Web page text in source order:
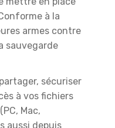
à la
armes contre
sauvegarde
sécuriser
à vos fichiers
Mac,
aussi depuis